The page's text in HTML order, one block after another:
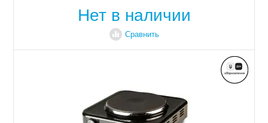
490х270х85мм, цвет...
Нет в наличии
Сравнить